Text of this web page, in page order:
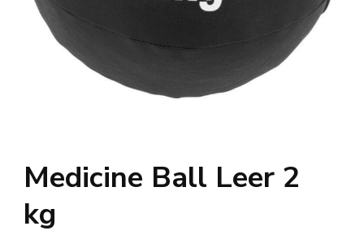
Medicine Ball Leer 2
kg